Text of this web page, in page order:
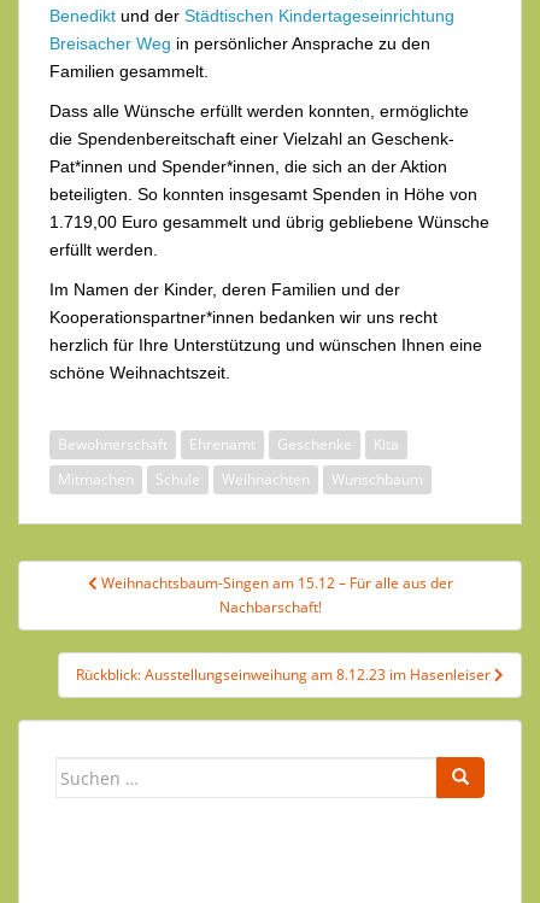
Benedikt und der Städtischen Kindertageseinrichtung
Breisacher Weg in persönlicher Ansprache zu den
Familien gesammelt.
Dass alle Wünsche erfüllt werden konnten, ermöglichte
die Spendenbereitschaft einer Vielzahl an Geschenk-
Pat*innen und Spender*innen, die sich an der Aktion
beteiligten. So konnten insgesamt Spenden in Höhe von
1.719,00 Euro gesammelt und übrig gebliebene Wünsche
erfüllt werden.
Im Namen der Kinder, deren Familien und der
Kooperationspartner*innen bedanken wir uns recht
herzlich für Ihre Unterstützung und wünschen Ihnen eine
schöne Weihnachtszeit.
Bewohnerschaft Ehrenamt Geschenke
Kita
Mitmachen
Schule Weihnachten Wunschbaum
Beitragsnavigation
Weihnachtsbaum-Singen am 15.12 – Für alle aus der
Nachbarschaft!
Rückblick: Ausstellungseinweihung am 8.12.23 im Hasenleiser
Suchen